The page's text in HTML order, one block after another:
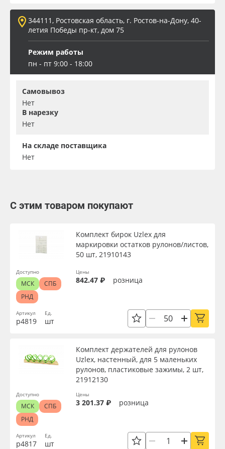
344111, Ростовская область, г. Ростов-на-Дону, 40-
летия Победы пр-кт, дом 75
Режим работы
пн - пт 9:00 - 18:00
Самовывоз
Нет
В нарезку
Нет
На складе поставщика
Нет
С этим товаром покупают
Артикул
р4819
Комплект бирок Uzlex для
маркировки остатков рулонов/листов,
50 шт, 21910143
Ед.
шт
Цены
842.47 ₽ розница
Доступно
МСК
СПБ
РНД
Артикул
р4817
Комплект держателей для рулонов
Uzlex, настенный, для 5 маленьких
рулонов, пластиковые зажимы, 2 шт,
21912130
Ед.
шт
Цены
3 201.37 ₽ розница
Доступно
МСК
СПБ
РНД